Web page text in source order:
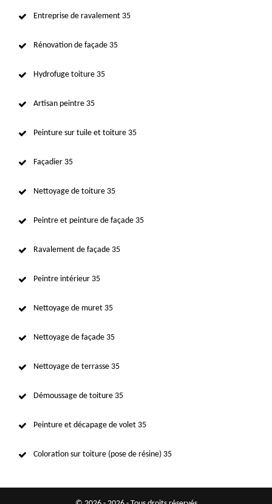
Entreprise de ravalement 35
Rénovation de façade 35
Hydrofuge toiture 35
Artisan peintre 35
Peinture sur tuile et toiture 35
Façadier 35
Nettoyage de toiture 35
Peintre et peinture de façade 35
Ravalement de façade 35
Peintre intérieur 35
Nettoyage de muret 35
Nettoyage de façade 35
Nettoyage de terrasse 35
Démoussage de toiture 35
Peinture et décapage de volet 35
Coloration sur toiture (pose de résine) 35